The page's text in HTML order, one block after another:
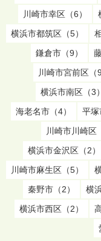
川崎市幸区（6）
横浜市都筑区（5）
鎌倉市（9）
川崎市宮前区（9
横浜市南区（3）
海老名市（4）
平塚
川崎市川崎区
横浜市金沢区（2）
川崎市麻生区（5）
秦野市（2）
横
横浜市西区（2）